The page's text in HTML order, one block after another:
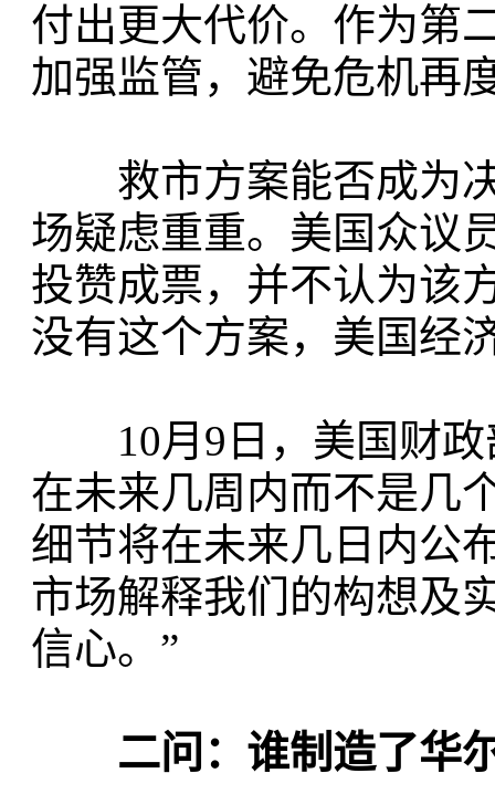
付出更大代价。作为第
加强监管，避免危机再
救市方案能否成为决
场疑虑重重。美国众议
投赞成票，并不认为该
没有这个方案，美国经
10月9日，美国财政
在未来几周内而不是几
细节将在未来几日内公
市场解释我们的构想及
信心。”
二问：谁制造了华